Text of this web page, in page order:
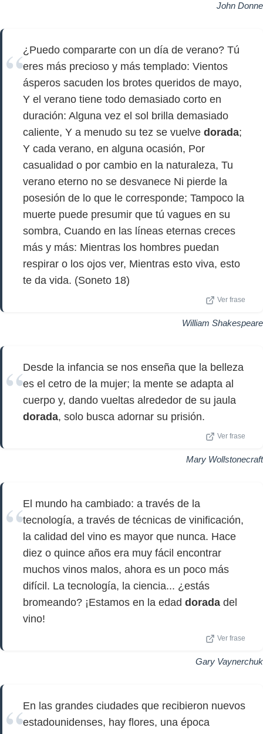
John Donne
¿Puedo compararte con un día de verano? Tú
eres más precioso y más templado: Vientos
ásperos sacuden los brotes queridos de mayo,
Y el verano tiene todo demasiado corto en
duración: Alguna vez el sol brilla demasiado
caliente, Y a menudo su tez se vuelve dorada;
Y cada verano, en alguna ocasión, Por
casualidad o por cambio en la naturaleza, Tu
verano eterno no se desvanece Ni pierde la
posesión de lo que le corresponde; Tampoco la
muerte puede presumir que tú vagues en su
sombra, Cuando en las líneas eternas creces
más y más: Mientras los hombres puedan
respirar o los ojos ver, Mientras esto viva, esto
te da vida. (Soneto 18)
Ver frase
William Shakespeare
Desde la infancia se nos enseña que la belleza
es el cetro de la mujer; la mente se adapta al
cuerpo y, dando vueltas alrededor de su jaula
dorada, solo busca adornar su prisión.
Ver frase
Mary Wollstonecraft
El mundo ha cambiado: a través de la
tecnología, a través de técnicas de vinificación,
la calidad del vino es mayor que nunca. Hace
diez o quince años era muy fácil encontrar
muchos vinos malos, ahora es un poco más
difícil. La tecnología, la ciencia... ¿estás
bromeando? ¡Estamos en la edad dorada del
vino!
Ver frase
Gary Vaynerchuk
En las grandes ciudades que recibieron nuevos
estadounidenses, hay flores, una época